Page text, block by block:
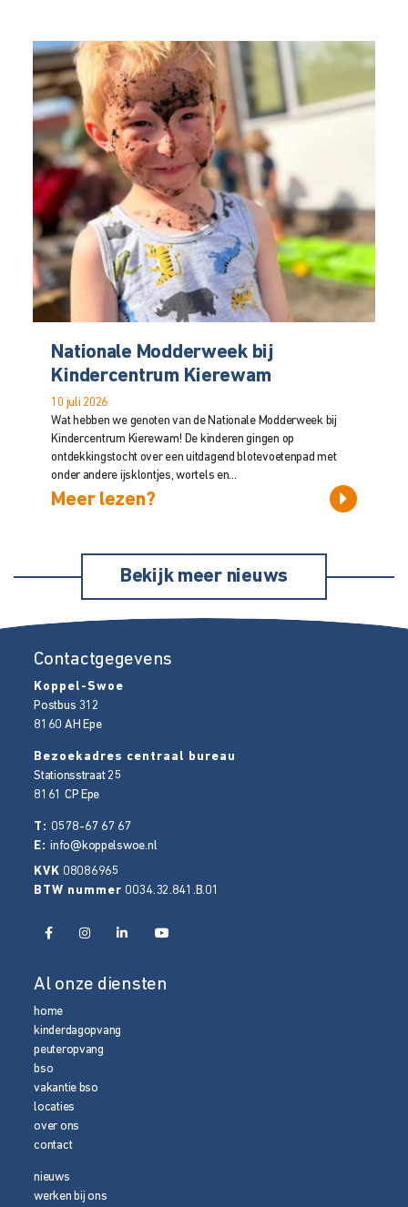
Nationale Modderweek bij
Kindercentrum Kierewam
10 juli 2026
Wat hebben we genoten van de Nationale Modderweek bij
Kindercentrum Kierewam! De kinderen gingen op
ontdekkingstocht over een uitdagend blotevoetenpad met
onder andere ijsklontjes, wortels en...
Meer lezen?
Bekijk meer nieuws
Contactgegevens
Koppel-Swoe
Postbus 312
8160 AH Epe
Bezoekadres centraal bureau
Stationsstraat 25
8161 CPEpe
T: 0578-67 67 67
E:info@koppelswoe.nl
KVK 08086965
BTW nummer 0034.32.841.B.01
Al onze diensten
home
kinderdagopvang
peuteropvang
bso
vakantie bso
locaties
over ons
contact
nieuws
werken bij ons